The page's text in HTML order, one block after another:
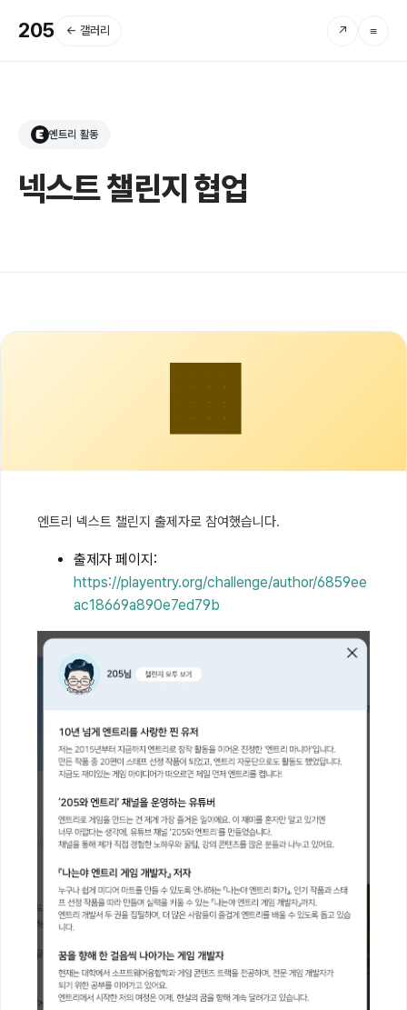
205 ← 갤러리 ↗ ≡
E 엔트리 활동
넥스트 챌린지 협업
🟧
엔트리 넥스트 챌린지 출제자로 참여했습니다.
출제자 페이지:
https://playentry.org/challenge/author/6859ee
ac18669a890e7ed79b